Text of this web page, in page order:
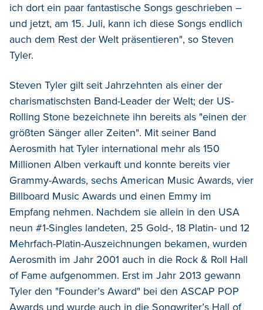
ich dort ein paar fantastische Songs geschrieben –
und jetzt, am 15. Juli, kann ich diese Songs endlich
auch dem Rest der Welt präsentieren", so Steven
Tyler.
Steven Tyler gilt seit Jahrzehnten als einer der
charismatischsten Band-Leader der Welt; der US-
Rolling Stone bezeichnete ihn bereits als "einen der
größten Sänger aller Zeiten". Mit seiner Band
Aerosmith hat Tyler international mehr als 150
Millionen Alben verkauft und konnte bereits vier
Grammy-Awards, sechs American Music Awards, vier
Billboard Music Awards und einen Emmy im
Empfang nehmen. Nachdem sie allein in den USA
neun #1-Singles landeten, 25 Gold-, 18 Platin- und 12
Mehrfach-Platin-Auszeichnungen bekamen, wurden
Aerosmith im Jahr 2001 auch in die Rock & Roll Hall
of Fame aufgenommen. Erst im Jahr 2013 gewann
Tyler den "Founder’s Award" bei den ASCAP POP
Awards und wurde auch in die Songwriter’s Hall of